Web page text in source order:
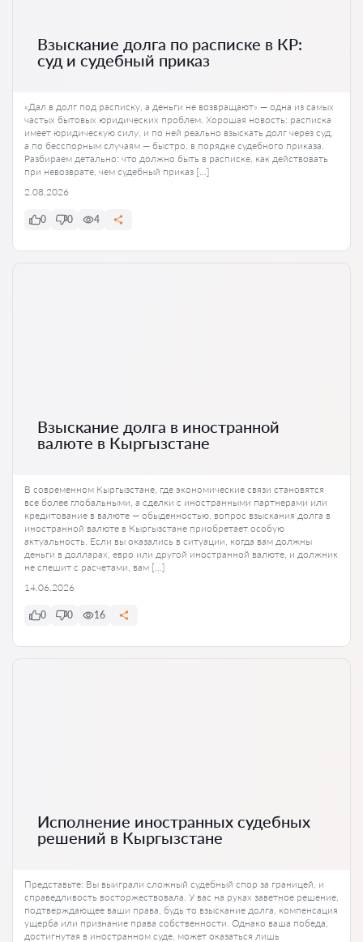
Взыскание долга по расписке в КР:
суд и судебный приказ
«Дал в долг под расписку, а деньги не возвращают» — одна из самых
частых бытовых юридических проблем. Хорошая новость: расписка
имеет юридическую силу, и по ней реально взыскать долг через суд,
а по бесспорным случаям — быстро, в порядке судебного приказа.
Разбираем детально: что должно быть в расписке, как действовать
при невозврате, чем судебный приказ […]
2.08.2026
0 0 4
Взыскание долга в иностранной
валюте в Кыргызстане
В современном Кыргызстане, где экономические связи становятся
все более глобальными, а сделки с иностранными партнерами или
кредитование в валюте — обыденностью, вопрос взыскания долга в
иностранной валюте в Кыргызстане приобретает особую
актуальность. Если вы оказались в ситуации, когда вам должны
деньги в долларах, евро или другой иностранной валюте, и должник
не спешит с расчетами, вам […]
14.06.2026
0 0 16
Исполнение иностранных судебных
решений в Кыргызстане
Представьте: Вы выиграли сложный судебный спор за границей, и
справедливость восторжествовала. У вас на руках заветное решение,
подтверждающее ваши права, будь то взыскание долга, компенсация
ущерба или признание права собственности. Однако ваша победа,
достигнутая в иностранном суде, может оказаться лишь